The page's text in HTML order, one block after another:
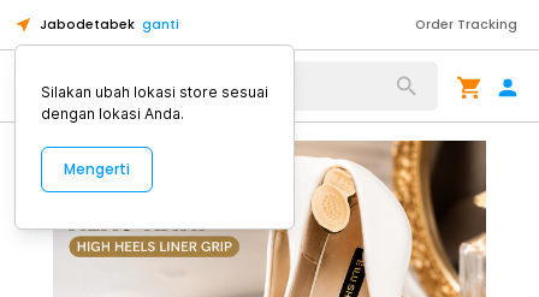
Jabodetabek ganti Order Tracking
Alat Kopi
Silakan ubah lokasi store sesuai
dengan lokasi Anda.
Mengerti